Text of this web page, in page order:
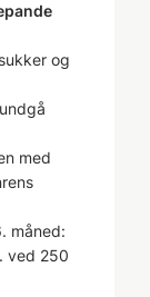
og
med
måned:
ved 250